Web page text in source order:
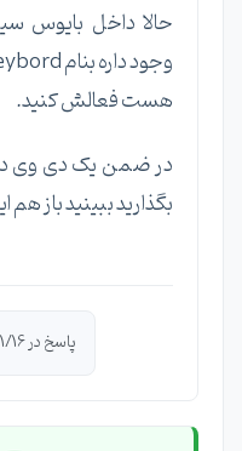
حالا داخل بایوس
هست فعالش کنید.
بگذارید ببینید باز
پاسخ در 1396/01/16 توسط